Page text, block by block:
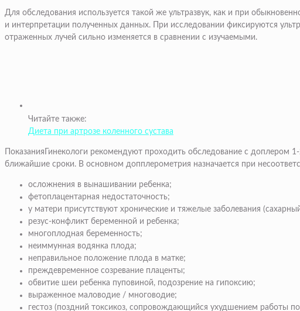
Для обследования используется такой же ультразвук, как и при
и интерпретации полученных данных. При исследовании фиксируются
отраженных лучей сильно изменяется в сравнении с изучаемыми.
Читайте также:
Диета при артрозе коленного сустава
ПоказанияГинекологи рекомендуют проходить обследование с
ближайшие сроки. В основном допплерометрия назначается при
осложнения в вынашивании ребенка;
фетоплацентарная недостаточность;
у матери присутствуют хронические и тяжелые заболевания
резус-конфликт беременной и ребенка;
многоплодная беременность;
неиммунная водянка плода;
неправильное положение плода в матке;
преждевременное созревание плаценты;
обвитие шеи ребенка пуповиной, подозрение на гипоксию;
выраженное маловодие / многоводие;
гестоз (поздний токсикоз, сопровождающийся ухудшением работы